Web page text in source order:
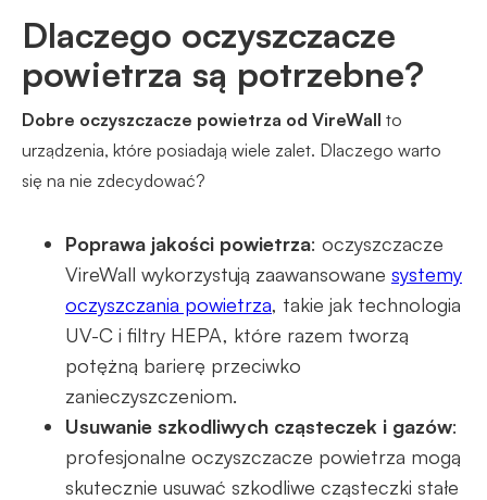
Dlaczego oczyszczacze
powietrza są potrzebne?
Dobre oczyszczacze powietrza od VireWall to
urządzenia, które posiadają wiele zalet. Dlaczego warto
się na nie zdecydować?
Poprawa jakości powietrza: oczyszczacze
VireWall wykorzystują zaawansowane systemy
oczyszczania powietrza, takie jak technologia
UV-C i filtry HEPA, które razem tworzą
potężną barierę przeciwko
zanieczyszczeniom.
Usuwanie szkodliwych cząsteczek i gazów:
profesjonalne oczyszczacze powietrza mogą
skutecznie usuwać szkodliwe cząsteczki stałe